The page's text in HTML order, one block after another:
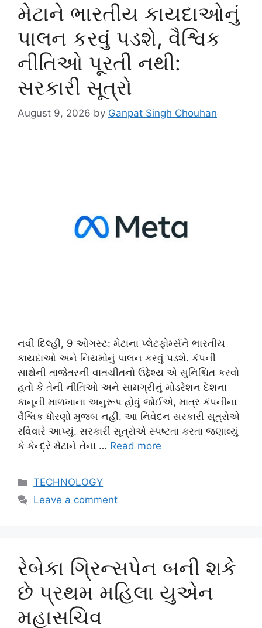
મેટાને ભારતીય કાયદાઓનું
પાલન કરવું પડશે, વૈશ્વિક
નીતિઓ પૂરતી નથી:
સરકારી સૂત્રો
August 9, 2026 by Ganpat Singh Chouhan
નવી દિલ્હી, 9 ઓગસ્ટ: મેટાના પ્લેટફોર્મ્સને ભારતીય
કાયદાઓ અને નિયમોનું પાલન કરવું પડશે. કંપની
સાથેની તાજેતરની વાતચીતનો ઉદ્દેશ્ય એ સુનિશ્ચિત કરવો
હતો કે તેની નીતિઓ અને સામગ્રીનું મોડરેશન દેશના
કાનૂની માળખાના અનુરૂપ હોવું જોઈએ, માત્ર કંપનીના
વૈશ્વિક ધોરણો મુજબ નહીં. આ નિવેદન સરકારી સૂત્રોએ
રવિવારે આપ્યું. સરકારી સૂત્રોએ સ્પષ્ટતા કરતા જણાવ્યું
કે કેન્દ્રે મેટાને તેના … Read more
Categories
TECHNOLOGY
Leave a comment
રેબેકા ગ્રિન્સપેન બની શકે
છે પ્રથમ મહિલા યુએન
મહાસચિવ